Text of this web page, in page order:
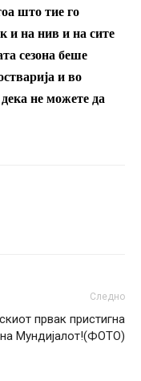
што тие го
и на нив и на сите
сезона беше
и во
не можете да
Следно
првак пристигна
на Мундијалот!(ФОТО)